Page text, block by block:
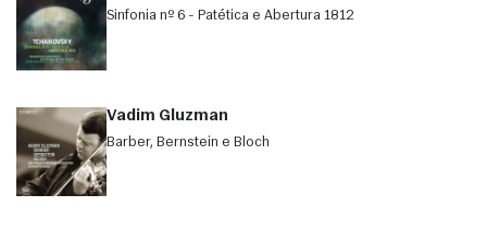
Sinfonia nº 6 - Patética e Abertura 1812
Vadim Gluzman
Barber, Bernstein e Bloch